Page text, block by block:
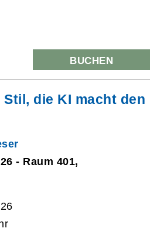
BUCHEN
Stil, die KI macht den
- Raum 401,